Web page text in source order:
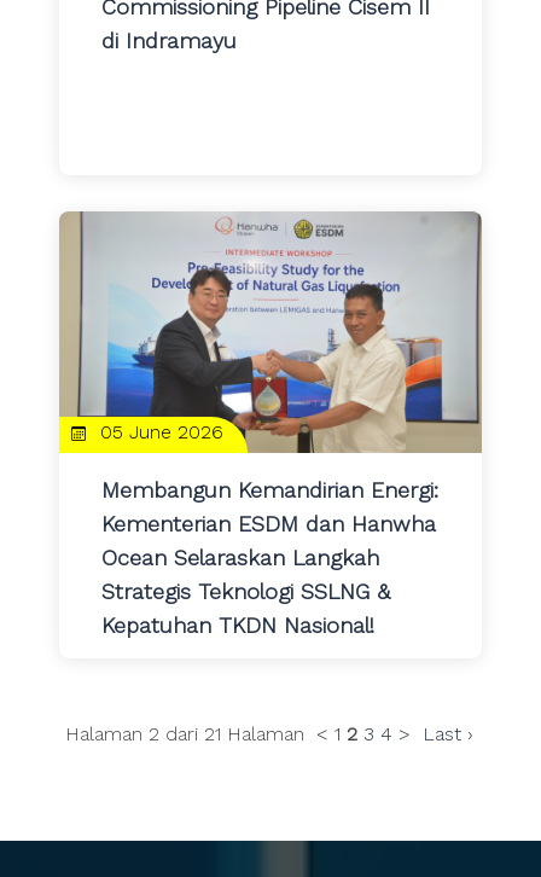
Commissioning Pipeline Cisem II
di Indramayu
05 June 2026
Membangun Kemandirian Energi:
Kementerian ESDM dan Hanwha
Ocean Selaraskan Langkah
Strategis Teknologi SSLNG &
Kepatuhan TKDN Nasional!
Halaman 2 dari 21 Halaman < 1 2 3 4 > Last ›